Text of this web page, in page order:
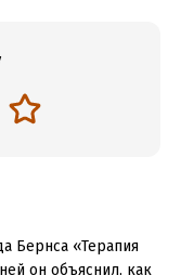
Бернса «Терапия
он объяснил, как